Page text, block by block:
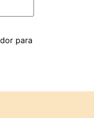
para